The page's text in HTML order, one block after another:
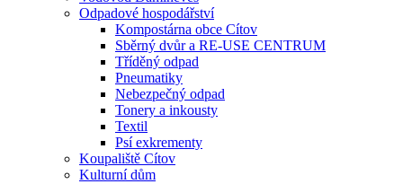
Odpadové hospodářství
Kompostárna obce Cítov
Sběrný dvůr a RE-USE CENTRUM
Tříděný odpad
Pneumatiky
Nebezpečný odpad
Tonery a inkousty
Textil
Psí exkrementy
Koupaliště Cítov
Kulturní dům